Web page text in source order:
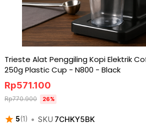
Trieste Alat Penggiling Kopi Elektrik
250g Plastic Cup - N800 - Black
5(1 ) • SKU 7CHKY5BK
Rp571.100
Rp770.900 26%